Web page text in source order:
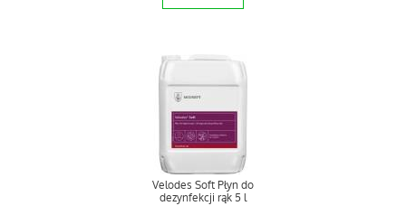
Velodes Soft Płyn do
dezynfekcji rąk 5 l